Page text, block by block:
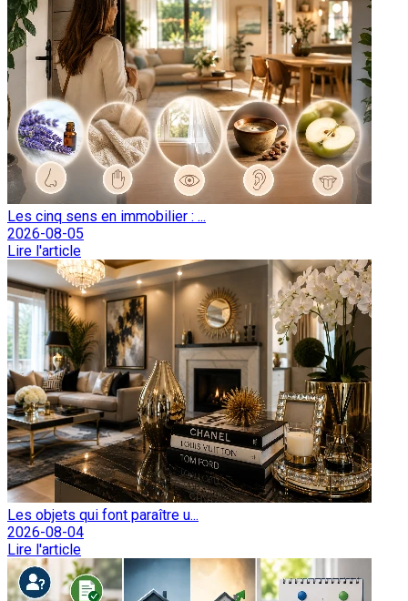
Les cinq sens en immobilier : ...
2026-08-05
Lire l'article
Les objets qui font paraître u...
2026-08-04
Lire l'article